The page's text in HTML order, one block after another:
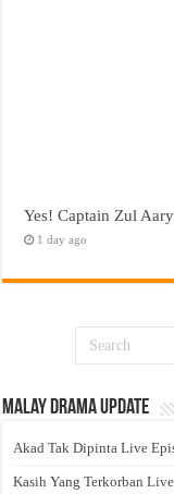
Yes! Captain Zul
1 day ago
Malay Drama Update
Akad Tak Dipinta Live
Kasih Yang Terkorban